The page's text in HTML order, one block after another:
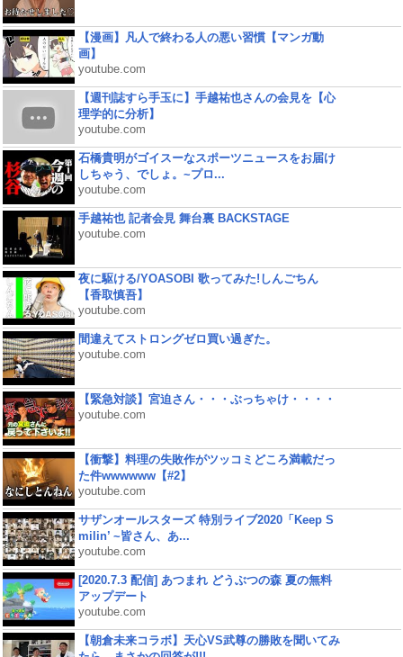
【漫画】凡人で終わる人の悪い習慣【マンガ動
画】
youtube.com
【週刊誌すら手玉に】手越祐也さんの会見を【心
理学的に分析】
youtube.com
石橋貴明がゴイスーなスポーツニュースをお届け
しちゃう、でしょ。~プロ...
youtube.com
手越祐也 記者会見 舞台裏 BACKSTAGE
youtube.com
夜に駆ける/YOASOBI 歌ってみた!しんごちん
【香取慎吾】
youtube.com
間違えてストロングゼロ買い過ぎた。
youtube.com
【緊急対談】宮迫さん・・・ぶっちゃけ・・・・
youtube.com
【衝撃】料理の失敗作がツッコミどころ満載だっ
た件wwwwww【#2】
youtube.com
サザンオールスターズ 特別ライブ2020「Keep S
milin’ ~皆さん、あ...
youtube.com
[2020.7.3 配信] あつまれ どうぶつの森 夏の無料
アップデート
youtube.com
【朝倉未来コラボ】天心VS武尊の勝敗を聞いてみ